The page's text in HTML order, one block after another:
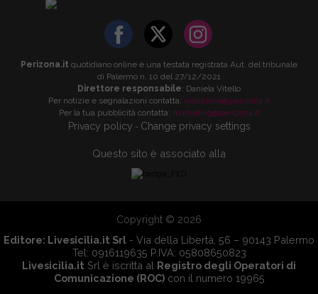
Perizona.it quotidiano online è una testata registrata Aut. del tribunale
di Palermo n. 10 del 27/12/2021
Direttore responsabile: Daniela Vitello
Per notizie e segnalazioni contatta: redazione@perizona.it
Per la tua pubblicità contatta: marketing@perizona.it
Privacy policy - Change privacy settings
Questo sito è associato alla
Copyright © 2026
Editore: Livesicilia.it Srl - Via della Libertà, 56 – 90143 Palermo
Tel: 0916119635 P.IVA: 05808650823
Livesicilia.it Srl è iscritta al Registro degli Operatori di
Comunicazione (ROC)con il numero 19965